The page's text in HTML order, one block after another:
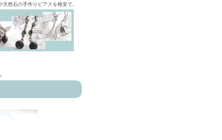
然石の手作りピアスを格安で。